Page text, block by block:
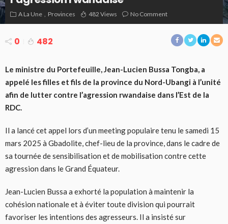
A La Une Provinces 482 Views No Comment
0 482
Le ministre du Portefeuille, Jean-Lucien Bussa Tongba, a
appelé les filles et fils de la province du Nord-Ubangi à l’unité
afin de lutter contre l’agression rwandaise dans l’Est de la
RDC.
Il a lancé cet appel lors d’un meeting populaire tenu le samedi 15
mars 2025 à Gbadolite, chef-lieu de la province, dans le cadre de
sa tournée de sensibilisation et de mobilisation contre cette
agression dans le Grand Équateur.
Jean-Lucien Bussa a exhorté la population à maintenir la
cohésion nationale et à éviter toute division qui pourrait
favoriser les intentions des agresseurs. Il a insisté sur